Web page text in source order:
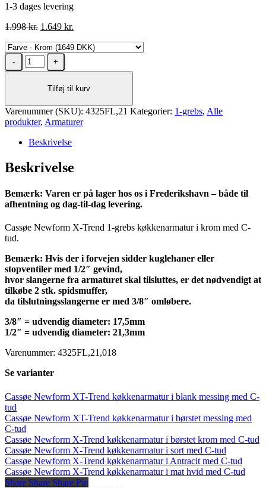
1-3 dages levering
1.998kr. Den
pris
var:
1.998 kr..
1.649 kr.
pris
1.649 kr..
Cassøe
Newform
i
krom
C-
antal
Tilføj til kurv
Varenummer (SKU): 4325FL,21 Kategorier: 1-grebs, Alle
produkter, Armaturer
Beskrivelse
Beskrivelse
Bemærk: Varen er på lager hos os i Frederikshavn – både til
afhentning og dag-til-dag levering.
Cassøe Newform X-Trend 1-grebs køkkenarmatur i krom med C-
tud.
Bemærk: Hvis der i forvejen sidder kuglehaner eller
stopventiler med 1/2″ gevind,
hvor slangerne fra armaturet skal tilsluttes, er det nødvendigt at
tilkøbe 2 stk. spidsmuffer,
da tilslutningsslangerne er med 3/8″ omløbere.
3/8″ = udvendig diameter: 17,5mm
1/2″ = udvendig diameter: 21,3mm
Varenummer: 4325FL,21,018
Se varianter
Cassøe Newform XT-Trend køkkenarmatur i blank messing med C-
tud
Cassøe Newform XT-Trend køkkenarmatur i børstet messing med
C-tud
Cassøe Newform X-Trend køkkenarmatur i børstet krom med C-tud
Cassøe Newform X-Trend køkkenarmatur i sort med C-tud
Cassøe Newform X-Trend køkkenarmatur i Antracit med C-tud
Cassøe Newform X-Trend køkkenarmatur i mat hvid med C-tud
Share
Share Share Share Pin